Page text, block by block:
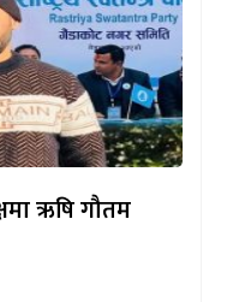
ऋषि गौतम